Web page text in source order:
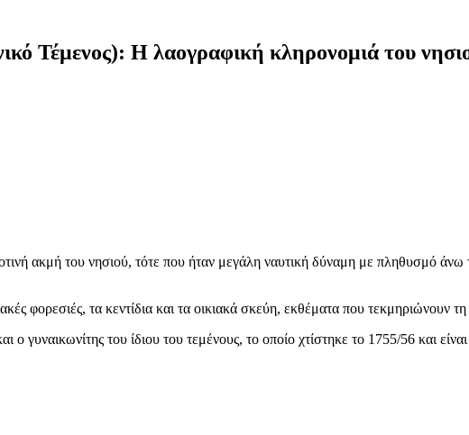
Τέμενος): Η λαογραφική κληρονομιά του
ακμή του νησιού, τότε που ήταν μεγάλη ναυτική δύναμη με πληθυσμό
φορεσιές, τα κεντίδια και τα οικιακά σκεύη, εκθέματα που τεκμηριώνουν
ο γυναικωνίτης του ίδιου του τεμένους, το οποίο χτίστηκε το 1755/56 και